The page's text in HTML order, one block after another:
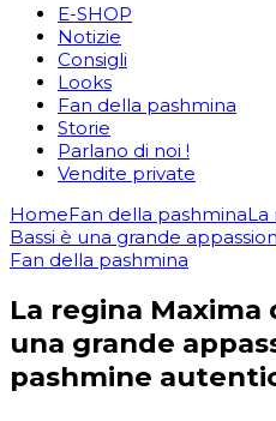
E-SHOP
Notizie
Consigli
Looks
Fan della pashmina
Storie
Parlano di noi !
Vendite private
HomeFan della pashminaLa
Bassi è una grande
Fan della pashmina
La regina Maxima
una grande
pashmine